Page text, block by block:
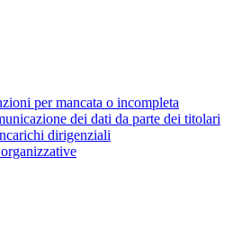
per mancata o incompleta
dei dati da parte dei titolari
dirigenziali